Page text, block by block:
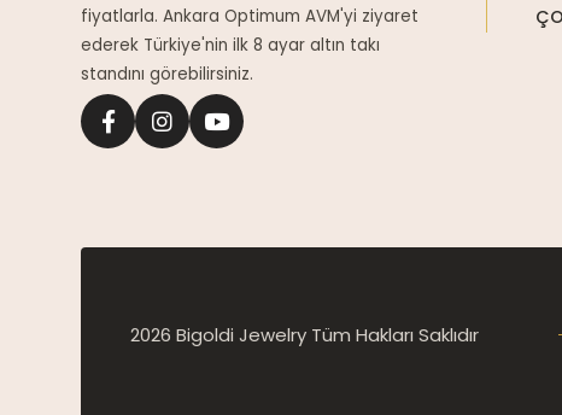
fiyatlarla. Ankara Optimum AVM'yi ziyaret
ederek Türkiye'nin ilk 8 ayar altın takı
standını görebilirsiniz.
2026 Bigoldi Jewelry Tüm Hakları Saklıdır